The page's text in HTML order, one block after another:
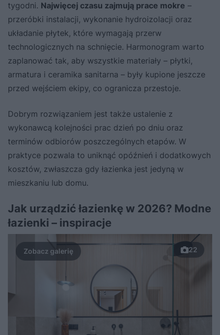
tygodni. Najwięcej czasu zajmują prace mokre –
przeróbki instalacji, wykonanie hydroizolacji oraz
układanie płytek, które wymagają przerw
technologicznych na schnięcie. Harmonogram warto
zaplanować tak, aby wszystkie materiały – płytki,
armatura i ceramika sanitarna – były kupione jeszcze
przed wejściem ekipy, co ogranicza przestoje.
Dobrym rozwiązaniem jest także ustalenie z
wykonawcą kolejności prac dzień po dniu oraz
terminów odbiorów poszczególnych etapów. W
praktyce pozwala to uniknąć opóźnień i dodatkowych
kosztów, zwłaszcza gdy łazienka jest jedyną w
mieszkaniu lub domu.
Jak urządzić łazienkę w 2026? Modne
łazienki – inspiracje
22